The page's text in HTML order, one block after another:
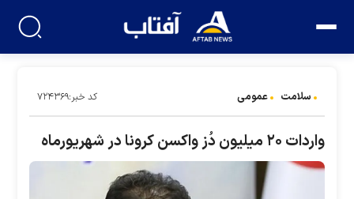
سلامت عمومی کد خبر:۷۲۴۳۶۹
واردات ۲۰ میلیون دُز واکسن کرونا در شهریورماه